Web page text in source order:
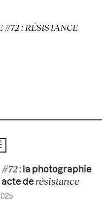
#72 : RÉSISTANCE
: la photographie
de résistance